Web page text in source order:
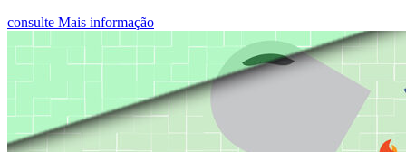
consulte Mais informação